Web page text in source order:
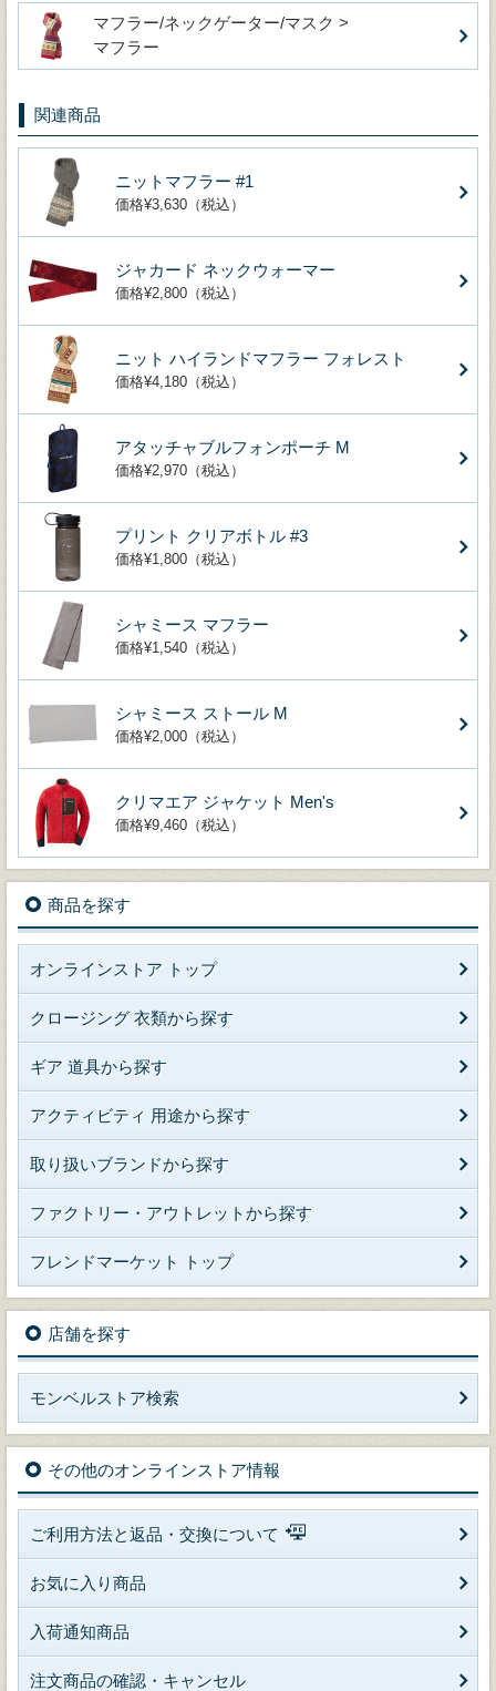
マフラー/ネックゲーター/マスク >
マフラー
関連商品
ニットマフラー #1
価格¥3,630（税込）
ジャカード ネックウォーマー
価格¥2,800（税込）
ニット ハイランドマフラー フォレスト
価格¥4,180（税込）
アタッチャブルフォンポーチ M
価格¥2,970（税込）
プリント クリアボトル #3
価格¥1,800（税込）
シャミース マフラー
価格¥1,540（税込）
シャミース ストール M
価格¥2,000（税込）
クリマエア ジャケット Men's
価格¥9,460（税込）
商品を探す
オンラインストア トップ
クロージング 衣類から探す
ギア 道具から探す
アクティビティ 用途から探す
取り扱いブランドから探す
ファクトリー・アウトレットから探す
フレンドマーケット トップ
店舗を探す
モンベルストア検索
その他のオンラインストア情報
ご利用方法と返品・交換について
お気に入り商品
入荷通知商品
注文商品の確認・キャンセル